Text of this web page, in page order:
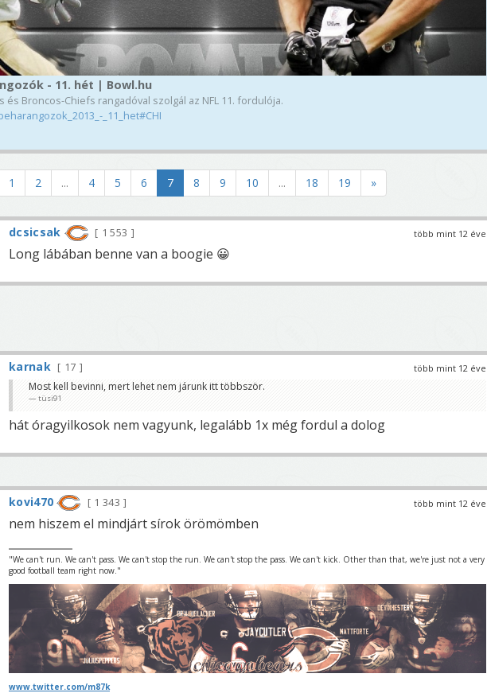
- 11. hét | Bowl.hu
Broncos-Chiefs rangadóval szolgál az NFL 11. fordulója.
_11_het#CHI
1 2 ... 4 5 6 7 8 9 10 ... 18 19 »
több mint 12 éve
dcsicsak 1 553
Long lábában benne van a boogie 😀
több mint 12 éve
karnak
17
Most kell bevinni, mert lehet nem járunk itt többször.
tüsi91
hát óragyilkosok nem vagyunk, legalább 1x még fordul a dolog
több mint 12 éve
kovi470 1 343
nem hiszem el mindjárt sírok örömömben
"We can't run. We can't pass. We can't stop the run. We can't stop the pass. We can't kick. Other than that, we're just not a very
good football team right now."
www.twitter.com/m87k